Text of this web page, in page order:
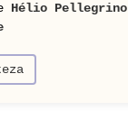
Hélio Pellegrino